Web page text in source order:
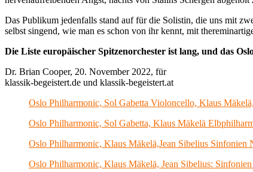
Das Publikum jedenfalls stand auf für die Solistin, die uns mit
selbst singend, wie man es schon von ihr kennt, mit
Die Liste europäischer Spitzenorchester ist lang, und das
Dr. Brian Cooper, 20. November 2022, für
klassik-begeistert.de und klassik-begeistert.at
Oslo Philharmonic, Sol Gabetta Violoncello, Klaus
Oslo Philharmonic, Sol Gabetta, Klaus Mäkelä
Oslo Philharmonic, Klaus Mäkelä,Jean Sibelius Sinfonien
Oslo Philharmonic, Klaus Mäkelä, Jean Sibelius: